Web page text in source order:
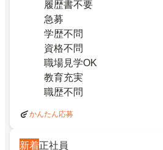
履歴書不要
急募
学歴不問
資格不問
職場見学OK
教育充実
職歴不問
かんたん応募
新着正社員